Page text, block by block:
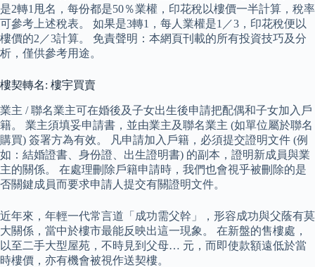
是2轉1甩名，每份都是50％業權，印花稅以樓價一半計算，稅率
可參考上述稅表。 如果是3轉1，每人業權是1／3，印花稅便以
樓價的2／3計算。 免責聲明：本網頁刊載的所有投資技巧及分
析，僅供參考用途。
樓契轉名: 樓宇買賣
業主 / 聯名業主可在婚後及子女出生後申請把配偶和子女加入戶
籍。 業主須填妥申請書，並由業主及聯名業主 (如單位屬於聯名
購買) 簽署方為有效。 凡申請加入戶籍，必須提交證明文件 (例
如：結婚證書、身份證、出生證明書) 的副本，證明新成員與業
主的關係。 在處理刪除戶籍申請時，我們也會視乎被刪除的是
否關鍵成員而要求申請人提交有關證明文件。
近年來，年輕一代常言道「成功需父幹」，形容成功與父蔭有莫
大關係，當中於樓市最能反映出這一現象。 在新盤的售樓處，
以至二手大型屋苑，不時見到父母… 元，而即使款額遠低於當
時樓價，亦有機會被視作送契樓。